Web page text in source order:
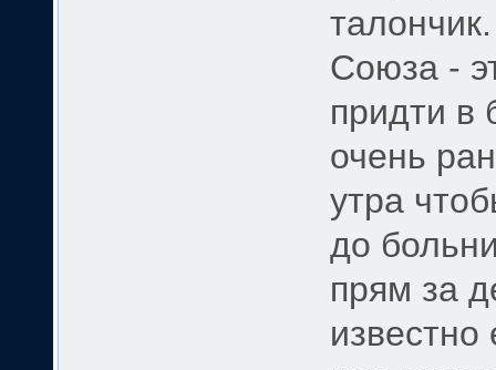
Союза -
придти в
очень
утра
до
прям за
известно